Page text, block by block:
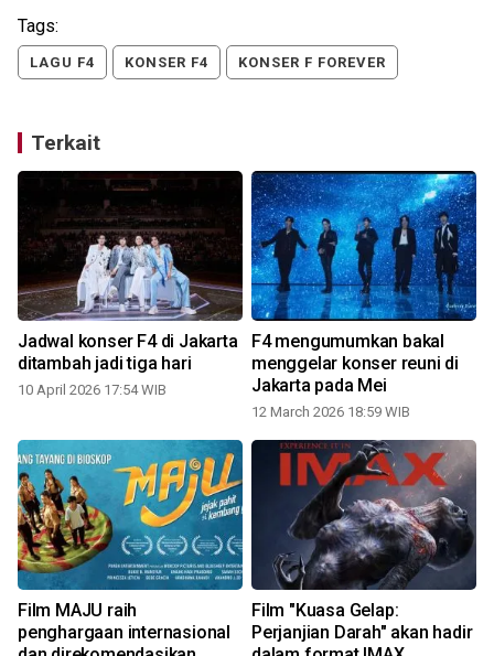
Tags:
LAGU F4 KONSER F4 KONSER F FOREVER
Terkait
Jadwal konser F4 di Jakarta
ditambah jadi tiga hari
10 April 2026 17:54 WIB
F4 mengumumkan bakal
menggelar konser reuni di
Jakarta pada Mei
12 March 2026 18:59 WIB
Film MAJU raih
penghargaan internasional
Film "Kuasa Gelap:
Perjanjian Darah" akan hadir